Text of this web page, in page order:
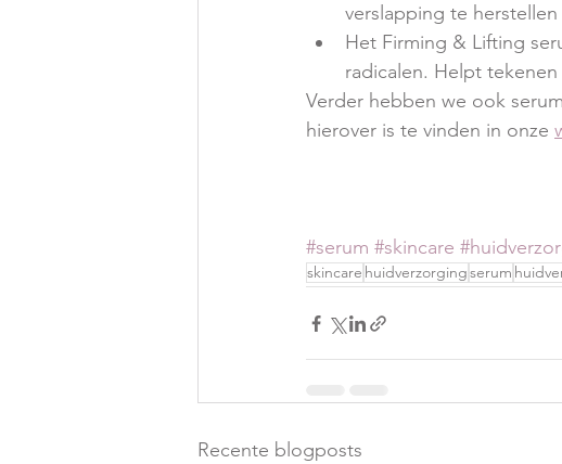
verslapping te
Het Firming & Lifting
radicalen. Helpt
Verder hebben we ook
hierover is te vinden in onze
#serum #skincare
skincare huidverzorgingserum
Recente blogposts